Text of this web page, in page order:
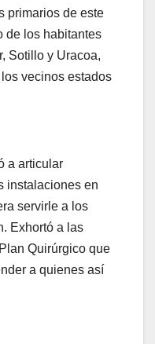
primarios de este
de los habitantes
Sotillo y Uracoa,
vecinos estados
a articular
instalaciones en
servirle a los
Exhortó a las
Quirúrgico que
a quienes así